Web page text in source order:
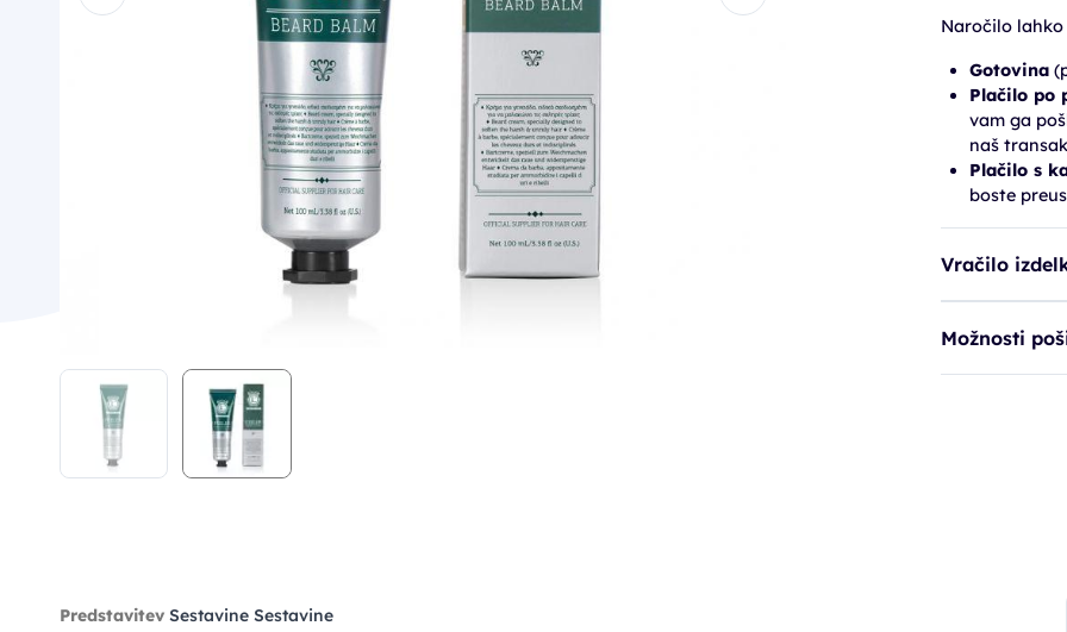
Naročilo
Gotovina
Plačilo po
vam ga
naš
Plačilo s
boste
Vračilo
Možnosti
Predstavitev Sestavine Sestavine